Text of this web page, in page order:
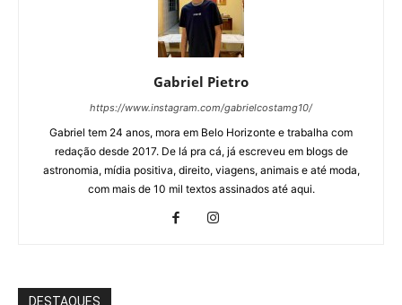
Gabriel Pietro
https://www.instagram.com/gabrielcostamg10/
Gabriel tem 24 anos, mora em Belo Horizonte e trabalha com
redação desde 2017. De lá pra cá, já escreveu em blogs de
astronomia, mídia positiva, direito, viagens, animais e até moda,
com mais de 10 mil textos assinados até aqui.
DESTAQUES